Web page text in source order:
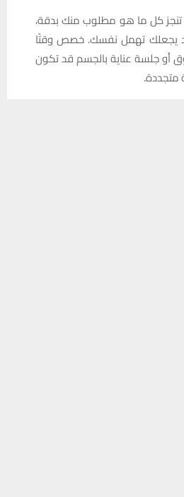
تنجز كل ما هو مطلوب منك بدقة،
يجعلك تهمل نفسك. خصص وقتًا
أو جلسة عناية بالجسم قد تكون
متجددة.